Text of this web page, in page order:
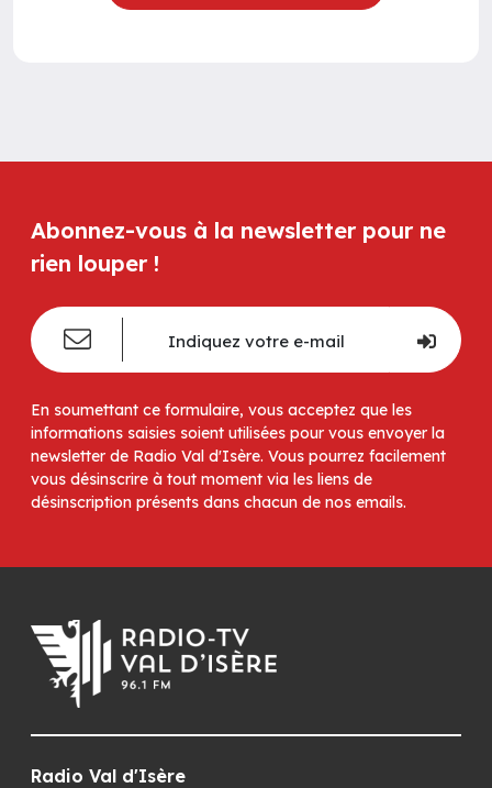
Abonnez-vous à la newsletter pour ne
rien louper !
En soumettant ce formulaire, vous acceptez que les
informations saisies soient utilisées pour vous envoyer la
newsletter de Radio Val d'Isère. Vous pourrez facilement
vous désinscrire à tout moment via les liens de
désinscription présents dans chacun de nos emails.
Radio Val d'Isère